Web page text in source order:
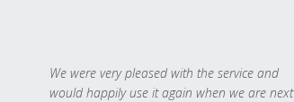
We were very pleased with the service and
would happily use it again when we are next